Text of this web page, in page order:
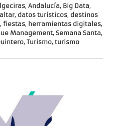
, Andalucía, Big Data,
, datos turísticos, destinos
, fiestas, herramientas digitales,
Management, Semana Santa,
, Turismo, turismo